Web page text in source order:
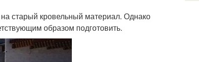
старый кровельный материал. Однако
образом подготовить.